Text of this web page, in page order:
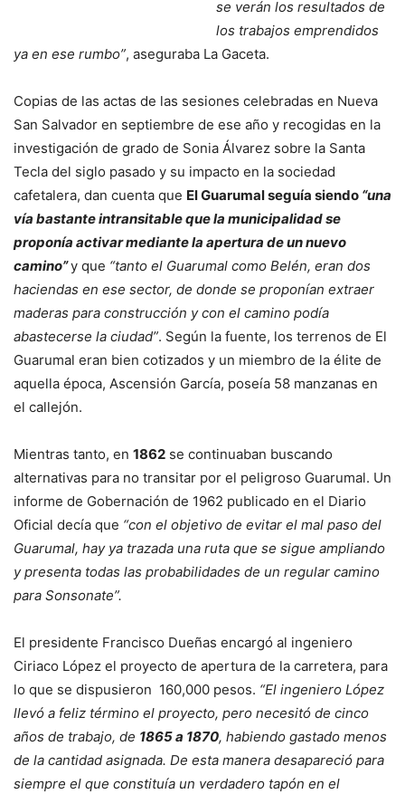
se verán los resultados de
los trabajos emprendidos
ya en ese rumbo”, aseguraba La Gaceta.
Copias de las actas de las sesiones celebradas en Nueva
San Salvador en septiembre de ese año y recogidas en la
investigación de grado de Sonia Álvarez sobre la Santa
Tecla del siglo pasado y su impacto en la sociedad
cafetalera, dan cuenta que El Guarumal seguía siendo “una
vía bastante intransitable que la municipalidad se
proponía activar mediante la apertura de un nuevo
camino”y que “tanto el Guarumal como Belén, eran dos
haciendas en ese sector, de donde se proponían extraer
maderas para construcción y con el camino podía
abastecerse la ciudad”. Según la fuente, los terrenos de El
Guarumal eran bien cotizados y un miembro de la élite de
aquella época, Ascensión García, poseía 58 manzanas en
el callejón.
Mientras tanto, en 1862 se continuaban buscando
alternativas para no transitar por el peligroso Guarumal. Un
informe de Gobernación de 1962 publicado en el Diario
Oficial decía que “con el objetivo de evitar el mal paso del
Guarumal, hay ya trazada una ruta que se sigue ampliando
y presenta todas las probabilidades de un regular camino
para Sonsonate”.
El presidente Francisco Dueñas encargó al ingeniero
Ciriaco López el proyecto de apertura de la carretera, para
lo que se dispusieron 160,000 pesos. “El ingeniero López
llevó a feliz término el proyecto, pero necesitó de cinco
años de trabajo, de 1865 a 1870, habiendo gastado menos
de la cantidad asignada. De esta manera desapareció para
siempre el que constituía un verdadero tapón en el